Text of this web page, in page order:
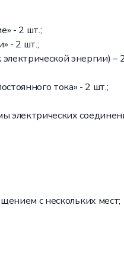
- 2 шт.;
- 2 шт.;
энергии) –
тока» - 2 шт.;
электрических
с нескольких мест;